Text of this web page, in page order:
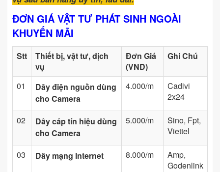
ĐƠN GIÁ VẬT TƯ PHÁT SINH NGOÀI
KHUYẾN MÃI
Stt
Thiết bị, vật tư, dịch
vụ
Đơn Giá
(VND)
Ghi Chú
01
Dây điện nguồn dùng
cho Camera
4.000/m
Cadivi
2x24
02
Dây cáp tín hiệu dùng
cho Camera
5.000/m
Sino, Fpt,
Viettel
03 Dây mạng Internet 8.000/m
Amp,
Godenlink